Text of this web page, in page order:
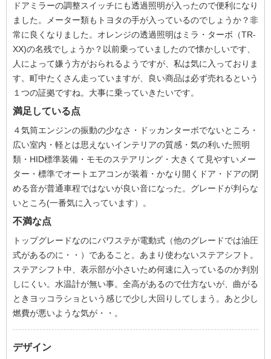
ドアミラーの調整スイッチにも透過照明が入ったので便利になり
ました。メーター類もトヨタの手が入っているのでしょうか？非
常に良くなりました。オレンジの透過照明はミラ・ターボ（TR-
XX)の名残でしょうか？以前乗っていましたので懐かしいです、
人によって嫌う方がおられるようですが、私は気に入っておりま
す。町中たくさん走っていますが、良い商品は必ず売れるという
１つの証拠ですね。大事に乗っていきたいです。
満足している点
４気筒エンジンの振動の少なさ・ドッカンターボでないところ・
広い室内・軽とは思えないインテリアの質感・気の利いた照明
類・HID標準装備・モモのステアリング・大きくて見やすいメー
ター・標準でオートエアコンが装着・かなり開くドア・ドアの閉
める音が普通車程ではないが良い音になった。グレードが判らな
いところ(一番気に入っています）。
不満な点
トップグレードなのにパワステが電動式（他のグレードでは油圧
式があるのに・・）であること。あまり使わないステアシフト。
ステアシフト中、表示部が小さいため何速に入っているのか判別
しにくい。水温計が無い事。全高があるので仕方ないが、曲がる
ときヨッコラショという感じで少し大回りしてしまう。あと少し
燃費が悪いような気が・・。
デザイン